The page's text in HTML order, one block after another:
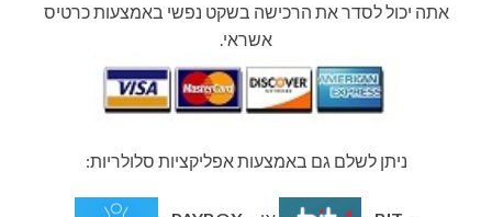
אתה יכול לסדר את הרכישה בשקט נפשי באמצעות כרטיס
אשראי.
ניתן לשלם גם באמצעות אפליקציות סלולריות: